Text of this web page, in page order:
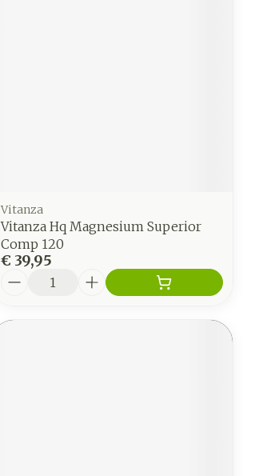
Vitanza
Vitanza Hq Magnesium Superior
Comp 120
€ 39,95